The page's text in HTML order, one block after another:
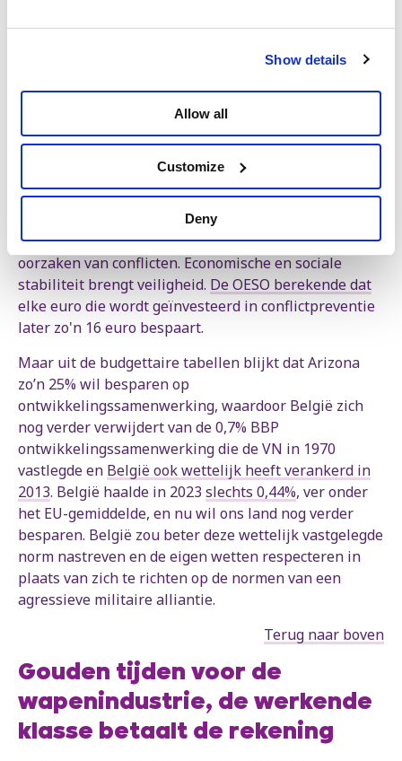
Show details
Allow all
Customize
Deny
ze diplomatie ondergeschikt aan economische
belangen. In het regeerakkoord wordt diplomatie
ondersteunen onze industriële defensiepolitiek” en
het versterken van de Belgische wapenindustrie via
Europese programma’s. Arizona maakt diplomatie,
een uiterst belangrijk instrument in het beëindigen
en voorkomen van oorlogen - ondergeschikt aan de
Internationale solidariteit moet zich richten op de
oorzaken van conflicten. Economische en sociale
stabiliteit brengt veiligheid. De OESO berekende dat
elke euro die wordt geïnvesteerd in conflictpreventie
later zo'n 16 euro bespaart.
Maar uit de budgettaire tabellen blijkt dat Arizona
zo’n 25% wil besparen op
ontwikkelingssamenwerking, waardoor België zich
nog verder verwijdert van de 0,7% BBP
ontwikkelingssamenwerking die de VN in 1970
vastlegde en België ook wettelijk heeft verankerd in
2013. België haalde in 2023 slechts 0,44%, ver onder
het EU-gemiddelde, en nu wil ons land nog verder
besparen. België zou beter deze wettelijk vastgelegde
norm nastreven en de eigen wetten respecteren in
plaats van zich te richten op de normen van een
agressieve militaire alliantie.
Terug naar boven
Gouden tijden voor de
wapenindustrie, de werkende
klasse betaalt de rekening